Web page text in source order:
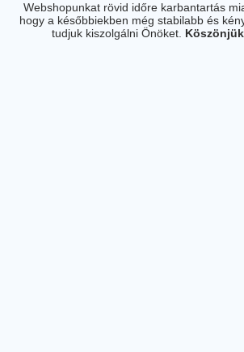
Webshopunkat rövid időre karbantartás
hogy a későbbiekben még stabilabb és
tudjuk kiszolgálni Önöket.